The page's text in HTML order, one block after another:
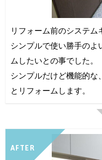
リフォーム前のシステム
シンプルで使い勝手の
ムしたいとの事でした。
シンプルだけど機能的
とリフォームします。
AFTER